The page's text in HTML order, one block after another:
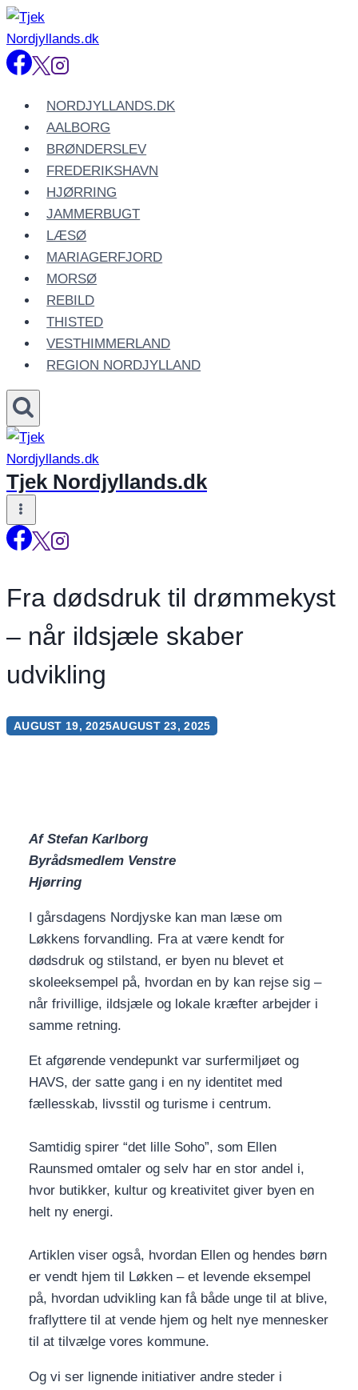
Fortsæt
til
indhold
NORDJYLLANDS.DK
AALBORG
BRØNDERSLEV
FREDERIKSHAVN
HJØRRING
JAMMERBUGT
LÆSØ
MARIAGERFJORD
MORSØ
REBILD
THISTED
VESTHIMMERLAND
REGION NORDJYLLAND
Tjek Nordjyllands.dk
Fra dødsdruk til drømmekyst
– når ildsjæle skaber
udvikling
AUGUST 19, 2025AUGUST 23, 2025
Af Stefan Karlborg
Byrådsmedlem Venstre
Hjørring
I gårsdagens Nordjyske kan man læse om
Løkkens forvandling. Fra at være kendt for
dødsdruk og stilstand, er byen nu blevet et
skoleeksempel på, hvordan en by kan rejse sig –
når frivillige, ildsjæle og lokale kræfter arbejder i
samme retning.
Et afgørende vendepunkt var surfermiljøet og
HAVS, der satte gang i en ny identitet med
fællesskab, livsstil og turisme i centrum.
Samtidig spirer “det lille Soho”, som Ellen
Raunsmed omtaler og selv har en stor andel i,
hvor butikker, kultur og kreativitet giver byen en
helt ny energi.
Artiklen viser også, hvordan Ellen og hendes børn
er vendt hjem til Løkken – et levende eksempel
på, hvordan udvikling kan få både unge til at blive,
fraflyttere til at vende hjem og helt nye mennesker
til at tilvælge vores kommune.
Og vi ser lignende initiativer andre steder i